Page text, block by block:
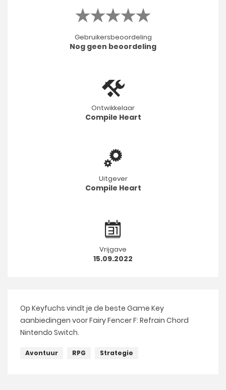
Gebruikersbeoordeling
Nog geen beoordeling
Ontwikkelaar
Compile Heart
Uitgever
Compile Heart
Vrijgave
15.09.2022
Op Keyfuchs vindt je de beste Game Key
aanbiedingen voor Fairy Fencer F: Refrain Chord
Nintendo Switch.
Avontuur RPG Strategie